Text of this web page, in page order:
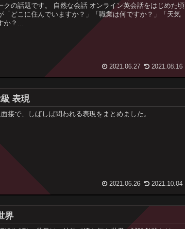
クの話題です。 自然な会話 オンライン英会話をはじめた頃
「どこに住んでいますか？」「職業は何ですか？」「天気
か？...
2021.06.27 2021.08.16
表現
接で、しばしば問われる表現をまとめました。
2021.06.26 2021.10.04
界